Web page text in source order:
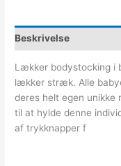
Beskrivelse
Lækker bodystocking i
lækker stræk. Alle
deres helt egen unikke
til at hylde denne
af trykknapper f